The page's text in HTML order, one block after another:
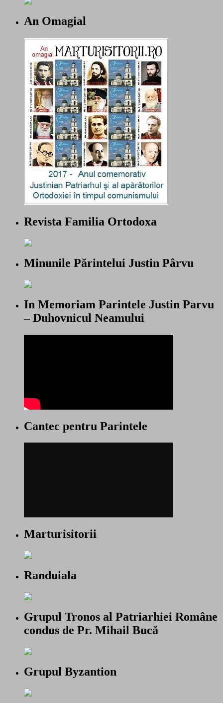
An Omagial
Revista Familia Ortodoxa
Minunile Părintelui Justin Pârvu
In Memoriam Parintele Justin Parvu
– Duhovnicul Neamului
Cantec pentru Parintele
Marturisitorii
Randuiala
Grupul Tronos al Patriarhiei Române
condus de Pr. Mihail Bucă
Grupul Byzantion